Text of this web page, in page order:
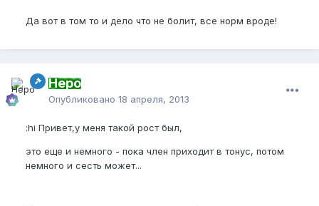
Да вот в том то и дело что не болит, все норм вроде!
Неро
Опубликовано 18 апреля, 2013
:hi Привет,у меня такой рост был,
это еще и немного - пока член приходит в тонус, потом
немного и сесть может...